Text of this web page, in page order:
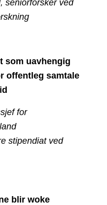
seniorforsker ved
som uavhengig
offentleg samtale
for
stipendiat ved
blir woke